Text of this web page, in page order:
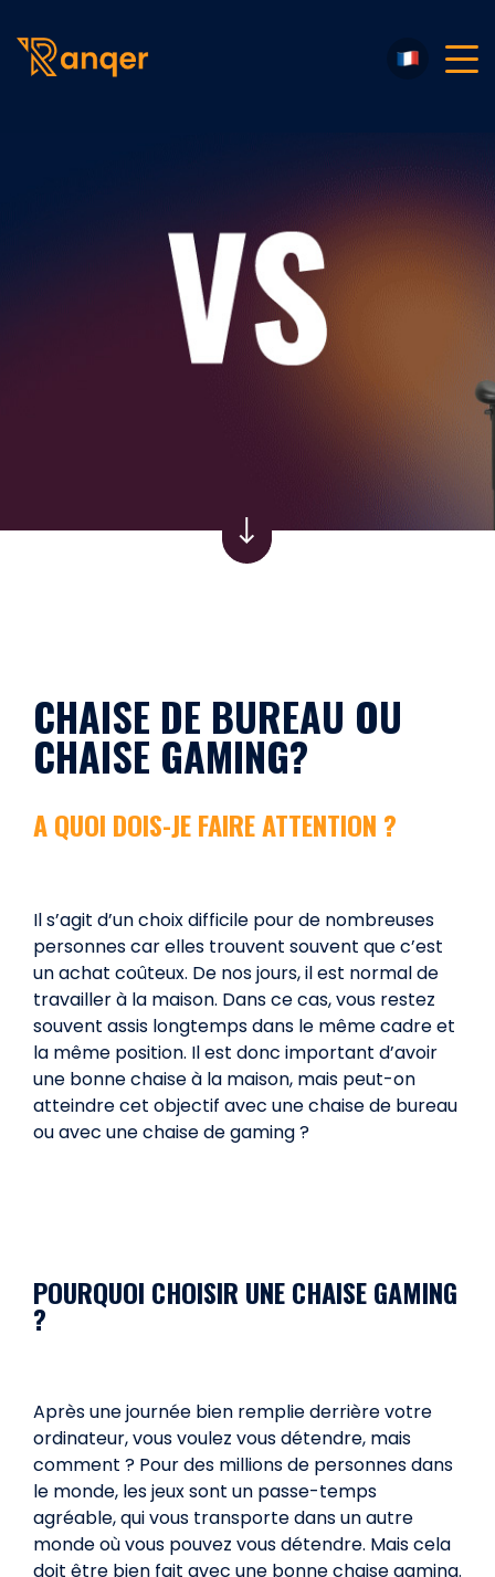
CHAISE DE BUREAU OU
CHAISE GAMING?
A QUOI DOIS-JE FAIRE ATTENTION ?
Il s’agit d’un choix difficile pour de nombreuses
personnes car elles trouvent souvent que c’est
un achat coûteux. De nos jours, il est normal de
travailler à la maison. Dans ce cas, vous restez
souvent assis longtemps dans le même cadre et
la même position. Il est donc important d’avoir
une bonne chaise à la maison, mais peut-on
atteindre cet objectif avec une chaise de bureau
ou avec une chaise de gaming ?
POURQUOI CHOISIR UNE CHAISE GAMING
?
Après une journée bien remplie derrière votre
ordinateur, vous voulez vous détendre, mais
comment ? Pour des millions de personnes dans
le monde, les jeux sont un passe-temps
agréable, qui vous transporte dans un autre
monde où vous pouvez vous détendre. Mais cela
doit être bien fait avec une bonne chaise gaming.